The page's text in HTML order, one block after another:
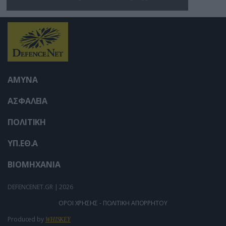
στην Κριμαία
ΑΜΥΝΑ
ΑΣΦΑΛΕΙΑ
ΠΟΛΙΤΙΚΗ
ΥΠ.ΕΘ.Α
ΒΙΟΜΗΧΑΝΙΑ
DEFENCENET.GR | 2026
ΟΡΟΙ ΧΡΗΣΗΣ - ΠΟΛΙΤΙΚΗ ΑΠΟΡΡΗΤΟΥ
Produced by WHISKEY